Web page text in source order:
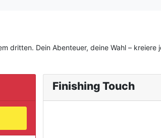
dritten. Dein Abenteuer, deine Wahl – kreiere
Finishing Touch